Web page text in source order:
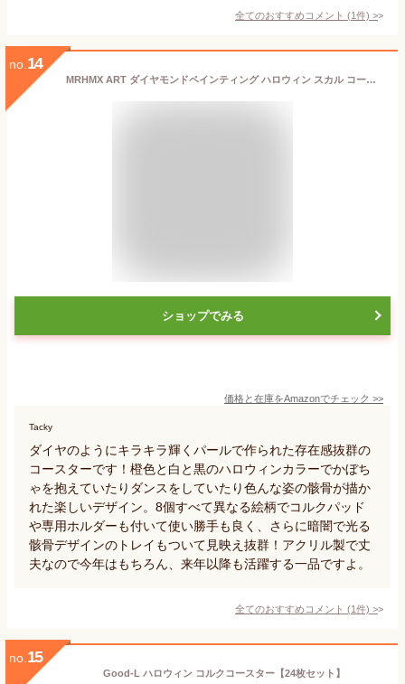
全てのおすすめコメント (1件) >
no. 14
MRHMX ART ダイヤモンドペインティング ハロウィン スカル コースター キット 暗闇で光る、8ピース ハロウィン スケルトン スカル ボディ ダイヤモンド コースター 大人&子供用 ホルダー付き、初心者向けアートクラフト用品
ショップでみる
価格と在庫をAmazonでチェック >>
Tacky
ダイヤのようにキラキラ輝くパールで作られた存在感抜群の
コースターです！橙色と白と黒のハロウィンカラーでかぼち
ゃを抱えていたりダンスをしていたり色んな姿の骸骨が描か
れた楽しいデザイン。8個すべて異なる絵柄でコルクパッド
や専用ホルダーも付いて使い勝手も良く、さらに暗闇で光る
骸骨デザインのトレイもついて見映え抜群！アクリル製で丈
夫なので今年はもちろん、来年以降も活躍する一品ですよ。
全てのおすすめコメント (1件) >
no. 15
Good-L ハロウィン コルクコースター【24枚セット】